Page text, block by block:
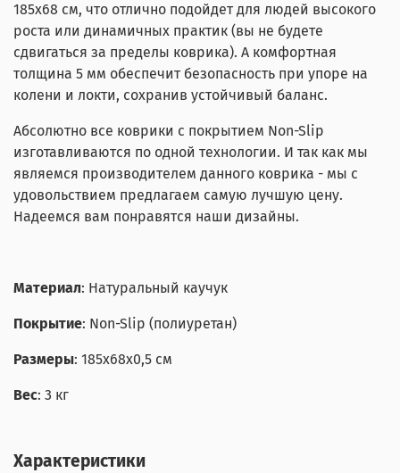
185х68 см, что отлично подойдет для людей высокого
роста или динамичных практик (вы не будете
сдвигаться за пределы коврика). А комфортная
толщина 5 мм обеспечит безопасность при упоре на
колени и локти, сохранив устойчивый баланс.
Абсолютно все коврики с покрытием Non-Slip
изготавливаются по одной технологии. И так как мы
являемся производителем данного коврика - мы с
удовольствием предлагаем самую лучшую цену.
Надеемся вам понравятся наши дизайны.
Материал: Натуральный каучук
Покрытие: Non-Slip (полиуретан)
Размеры: 185x68x0,5 см
Вес: 3 кг
Характеристики